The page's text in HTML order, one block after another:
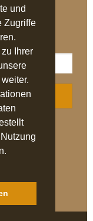
und
Zugriffe
Ihrer